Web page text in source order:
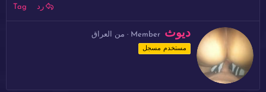
رد Tag
ك
ب
ديوث Member
· من العراق
مستخدم مسجل